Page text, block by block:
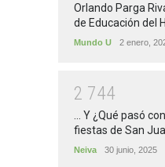
Orlando Parga
de Educación del
Mundo U 2 enero,
2 744
... Y ¿Qué pasó
fiestas de San
Neiva 30 junio, 2025